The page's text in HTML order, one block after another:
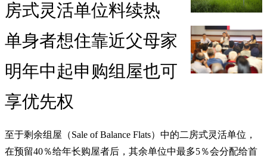
房式灵活单位料续热
单身者想住靠近父母家
明年中起申购组屋也可
享优先权
至于剩余组屋（Sale of Balance Flats）中的二房式灵活单位，
在预留40％给年长购屋者后，其余单位中最多5％会分配给首